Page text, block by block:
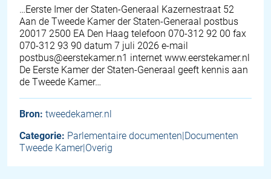
…Eerste Imer der Staten-Generaal Kazernestraat 52
Aan de Tweede Kamer der Staten-Generaal postbus
20017 2500 EA Den Haag telefoon 070-312 92 00 fax
070-312 93 90 datum 7 juli 2026 e-mail
postbus@eerstekamer.n1 internet www.eerstekamer.nl
De Eerste Kamer der Staten-Generaal geeft kennis aan
de Tweede Kamer…
Bron: tweedekamer.nl
Categorie: Parlementaire documenten|Documenten
Tweede Kamer|Overig